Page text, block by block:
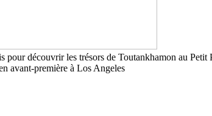
pour découvrir les trésors de Toutankhamon au
avant-première à Los Angeles